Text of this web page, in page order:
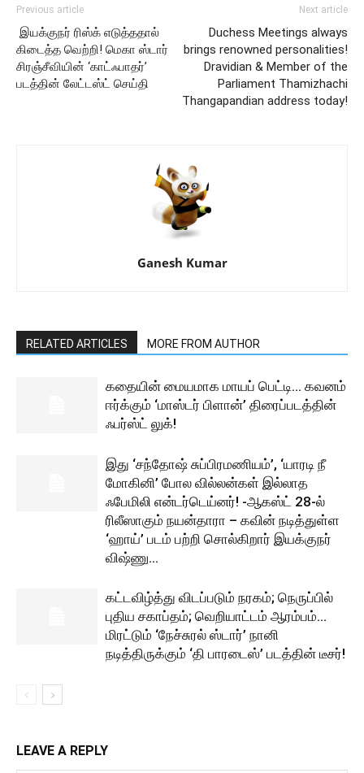
Previous article
இயக்குநர் ரிஸ்க் எடுத்ததால்
கிடைத்த வெற்றி! மெகா ஸ்டார்
சிரஞ்சீவியின் ‘காட்ஃபாதர்’
படத்தின் லேட்டஸ்ட் செய்தி
Next article
Duchess Meetings always
brings renowned personalities!
Dravidian & Member of the
Parliament Thamizhachi
Thangapandian address today!
Ganesh Kumar
RELATED ARTICLES MORE FROM AUTHOR
கதையின் மையமாக மாயப் பெட்டி… கவனம்
ஈர்க்கும் ‘மாஸ்டர் பிளான்’ திரைப்படத்தின்
ஃபர்ஸ்ட் லுக்!
இது ‘சந்தோஷ் சுப்பிரமணியம்’, ‘யாரடி நீ
மோகினி’ போல வில்லன்கள் இல்லாத
ஃபேமிலி என்டர்டெய்னர்! -ஆகஸ்ட் 28-ல்
ரிலீஸாகும் நயன்தாரா – கவின் நடித்துள்ள
‘ஹாய்’ படம் பற்றி சொல்கிறார் இயக்குநர்
விஷ்ணு...
கட்டவிழ்த்து விடப்படும் நரகம்; நெருப்பில்
புதிய சகாப்தம்; வெறியாட்டம் ஆரம்பம்…
மிரட்டும் ‘நேச்சுரல் ஸ்டார்’ நானி
நடித்திருக்கும் ‘தி பாரடைஸ்’ படத்தின் டீசர்!
LEAVE A REPLY